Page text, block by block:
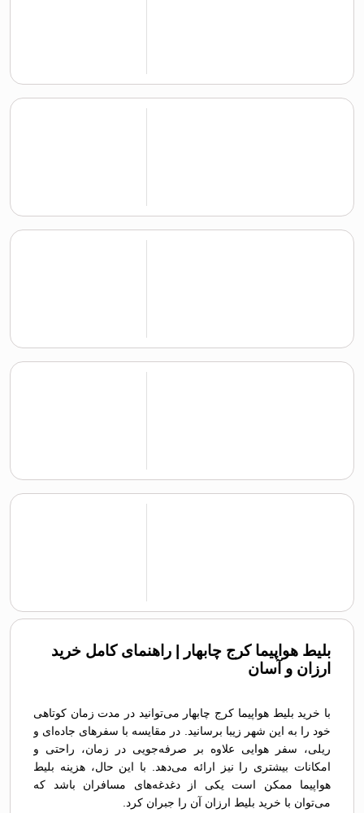
بلیط هواپیما کرج چابهار | راهنمای کامل خرید
ارزان و آسان
با خرید بلیط هواپیما کرج چابهار می‌توانید در مدت زمان کوتاهی
خود را به این شهر زیبا برسانید. در مقایسه با سفرهای جاده‌ای و
ریلی، سفر هوایی علاوه بر صرفه‌جویی در زمان، راحتی و
امکانات بیشتری را نیز ارائه می‌دهد. با این حال، هزینه بلیط
هواپیما ممکن است یکی از دغدغه‌های مسافران باشد که
می‌توان با خرید بلیط ارزان آن را جبران کرد.